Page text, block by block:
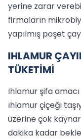
yerine zarar
firmaların
yapılmış poşet
IHLAMUR
TÜKETİMİ
Ihlamur şifa
ıhlamur çiçeği
üzerine çok
dakika kadar